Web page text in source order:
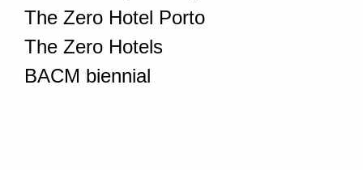
The Zero Hotel Porto
The Zero Hotels
BACM biennial